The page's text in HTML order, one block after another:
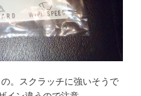
。スクラッチに強いそうで